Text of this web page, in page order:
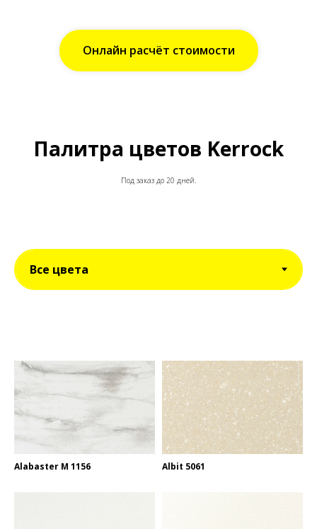
Онлайн расчёт стоимости
Палитра цветов Kerrock
Под заказ до 20 дней.
Alabaster M 1156 Albit 5061